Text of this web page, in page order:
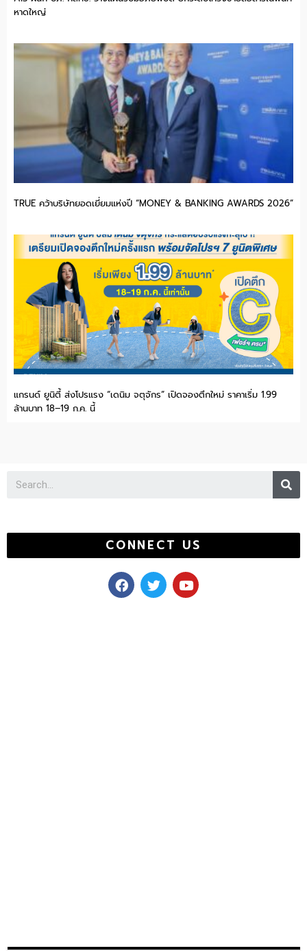
หาดใหญ่
TRUE คว้าบริษัทยอดเยี่ยมแห่งปี “MONEY & BANKING AWARDS 2026”
แกรนด์ ยูนิตี้ ส่งโปรแรง “เดนิม จตุจักร” เปิดจองตึกใหม่ ราคาเริ่ม 1.99
ล้านบาท 18–19 ก.ค. นี้
CONNECT US
F
a
c
T
w
i
Y
o
u